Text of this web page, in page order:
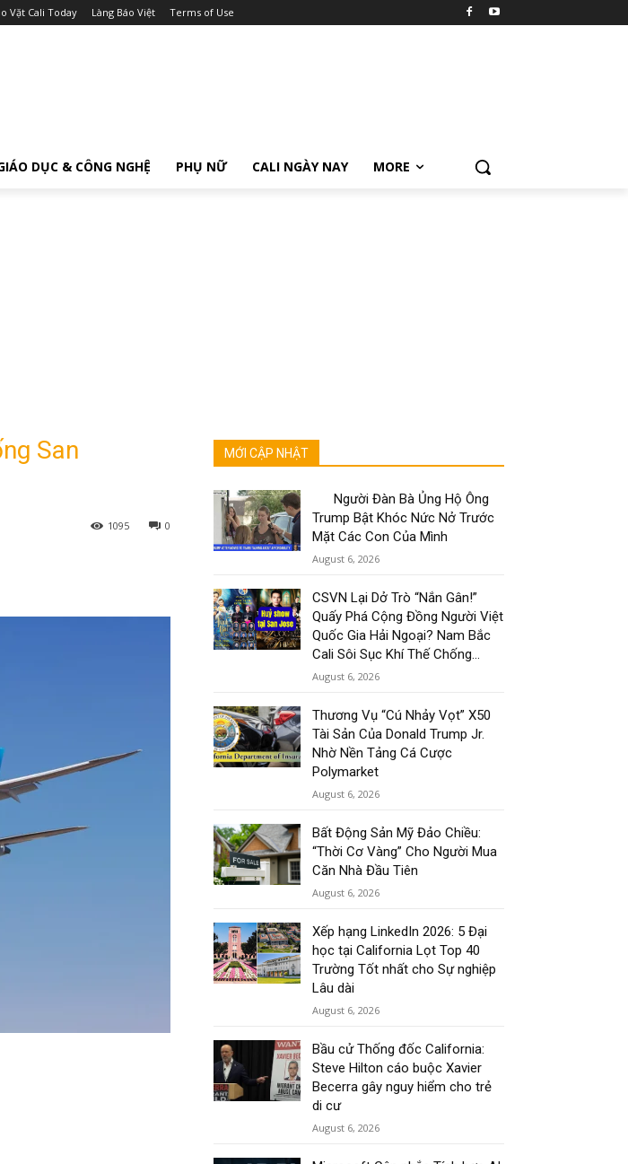
Vặt Cali Today Làng Báo Việt Terms of Use
DỤC & CÔNG NGHỆ PHỤ NỮ CALI NGÀY NAY MORE
San
0
1095
MỚI CẬP NHẬT
Người Đàn Bà Ủng Hộ Ông
Trump Bật Khóc Nức Nở Trước
Mặt Các Con Của Mình
August 6, 2026
CSVN Lại Dở Trò “Nắn Gân!”
Quấy Phá Cộng Đồng Người Việt
Quốc Gia Hải Ngoại? Nam Bắc
Cali Sôi Sục Khí Thế Chống...
August 6, 2026
Thương Vụ “Cú Nhảy Vọt” X50
Tài Sản Của Donald Trump Jr.
Nhờ Nền Tảng Cá Cược
Polymarket
August 6, 2026
Bất Động Sản Mỹ Đảo Chiều:
“Thời Cơ Vàng” Cho Người Mua
Căn Nhà Đầu Tiên
August 6, 2026
Xếp hạng LinkedIn 2026: 5 Đại
học tại California Lọt Top 40
Trường Tốt nhất cho Sự nghiệp
Lâu dài
August 6, 2026
Bầu cử Thống đốc California:
Steve Hilton cáo buộc Xavier
Becerra gây nguy hiểm cho trẻ
di cư
August 6, 2026